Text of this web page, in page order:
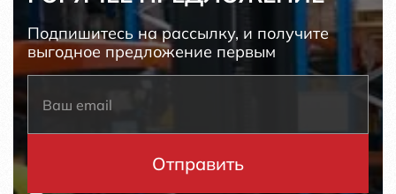
Подпишитесь на рассылку, и получите
выгодное предложение первым